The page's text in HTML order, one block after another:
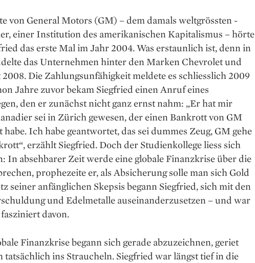
von General Motors (GM) – dem damals weltgrössten
einer Institution des amerikanischen Kapitalismus – hörte
das erste Mal im Jahr 2004. Was erstaunlich ist, denn in
das Unternehmen hinter den Marken Chevrolet und
Die Zahlungsunfähigkeit meldete es schliesslich 2009
Jahre zuvor bekam Siegfried einen Anruf eines
den er zunächst nicht ganz ernst nahm: „Er hat mir
sei in Zürich gewesen, der einen Bankrott von GM
habe. Ich habe geantwortet, das sei dummes Zeug, GM gehe
erzählt Siegfried. Doch der Studienkollege liess sich
In absehbarer Zeit werde eine globale Finanzkrise über die
prophezeite er, als Absicherung solle man sich Gold
seiner anfänglichen Skepsis begann Siegfried, sich mit den
und Edelmetalle auseinanderzusetzen – und war
davon.
Finanzkrise begann sich gerade abzuzeichnen, geriet
tatsächlich ins Straucheln. Siegfried war längst tief in die